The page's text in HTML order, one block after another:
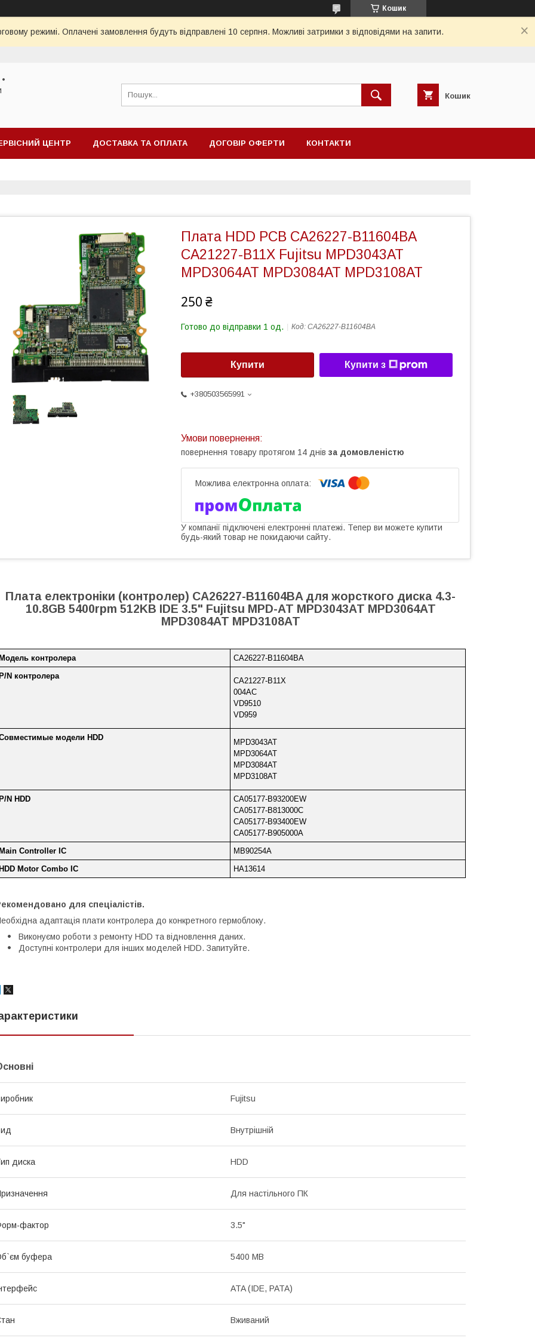
Кошик
режимі. Оплачені замовлення будуть відправлені 10 серпня. Можливі затримки з відповідями на запити.
Кошик
ЦЕНТР ДОСТАВКА ТА ОПЛАТА ДОГОВІР ОФЕРТИ КОНТАКТИ
Плата HDD PCB CA26227-B11604BA
CA21227-B11X Fujitsu MPD3043AT
MPD3064AT MPD3084AT MPD3108AT
250 ₴
Готово до відправки 1 од. Код: CA26227-B11604BA
Купити Купити з
+380503565991
повернення товару протягом 14 днів за домовленістю
У компанії підключені електронні платежі. Тепер ви можете купити
будь-який товар не покидаючи сайту.
Плата електроніки (контролер) CA26227-B11604BA для жорсткого диска 4.3-
10.8GB 5400rpm 512KB IDE 3.5" Fujitsu MPD-AT MPD3043AT MPD3064AT
MPD3084AT MPD3108AT
контролера
CA26227-B11604BA
N контролера
CA21227-B11X
004AC
VD9510
VD959
модели HDD
MPD3043AT
MPD3064AT
MPD3084AT
MPD3108AT
N HDD
CA05177-B93200EW
CA05177-B813000C
CA05177-B93400EW
CA05177-B905000A
Controller IC
MB90254A
Motor Combo IC
HA13614
для спеціалістів.
адаптація плати контролера до конкретного гермоблоку.
Виконуємо роботи з ремонту HDD та відновлення даних.
Доступні контролери для інших моделей HDD. Запитуйте.
Fujitsu
Внутрішній
диска HDD
Для настільного ПК
фактор 3.5"
буфера 5400 MB
ATA (IDE, PATA)
Вживаний